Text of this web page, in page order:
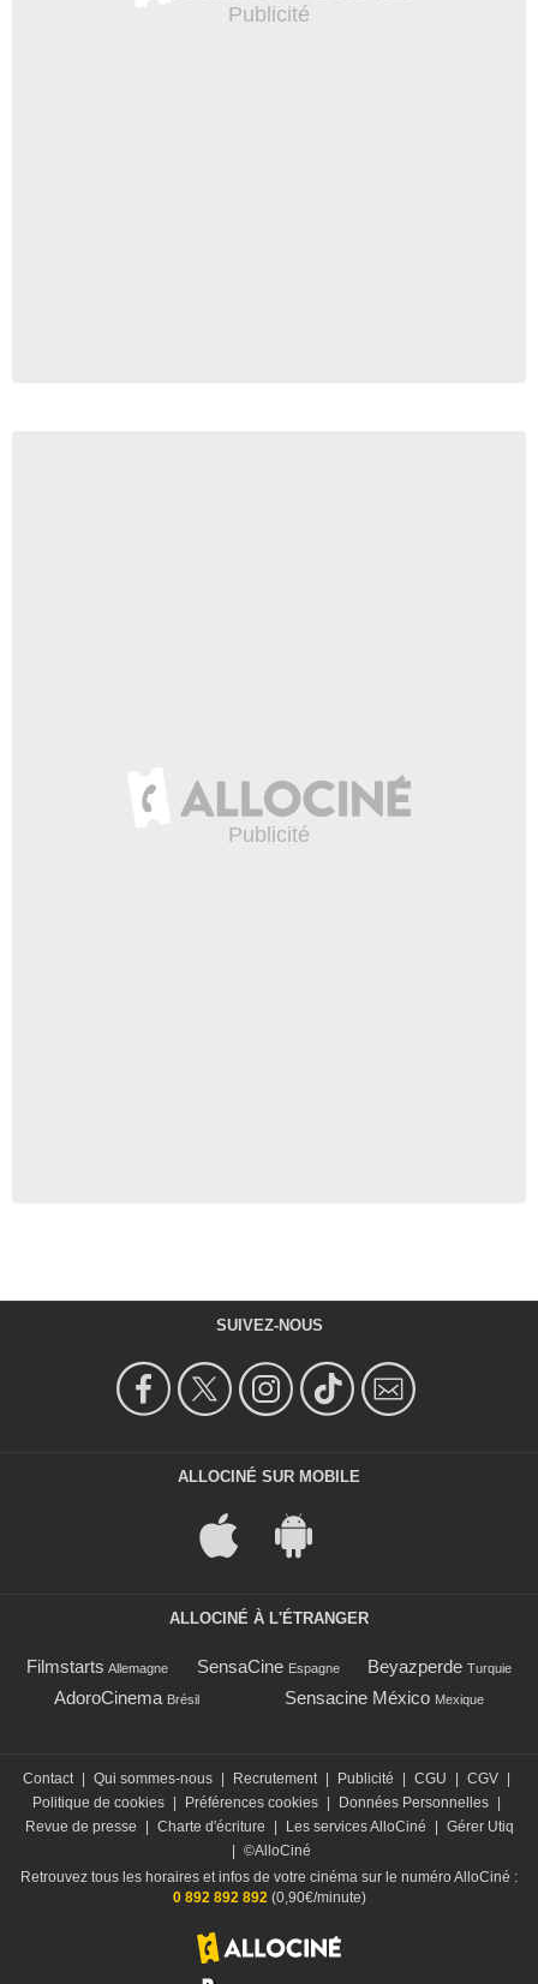
SUIVEZ-NOUS
ALLOCINÉ SUR MOBILE
ALLOCINÉ À L'ÉTRANGER
Filmstarts Allemagne SensaCine Espagne Beyazperde Turquie
AdoroCinema Brésil Sensacine México Mexique
Contact Qui sommes-nous Recrutement Publicité CGU CGV
Politique de cookies
Préférences cookies Données Personnelles
Revue de presse
Charte d'écriture Les services AlloCiné
Gérer Utiq
©AlloCiné
Retrouvez tous les horaires et infos de votre cinéma sur le numéro AlloCiné :
0 892 892 892(0,90€/minute)